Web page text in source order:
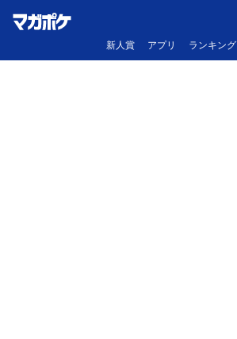
新人賞 アプリ ランキング